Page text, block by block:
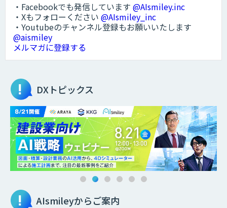
・Facebookでも発信しています @AIsmiley.inc
・Xもフォローください @AIsmiley_inc
・Youtubeのチャンネル登録もお願いいたします
@aismiley
メルマガに登録する
DXトピックス
AIsmileyからご案内